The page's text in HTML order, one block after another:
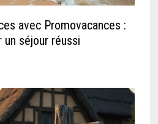
avec Promovacances :
séjour réussi